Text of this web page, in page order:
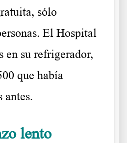
sólo
El Hospital
en su refrigerador,
que había
antes.
lentoLa punción en